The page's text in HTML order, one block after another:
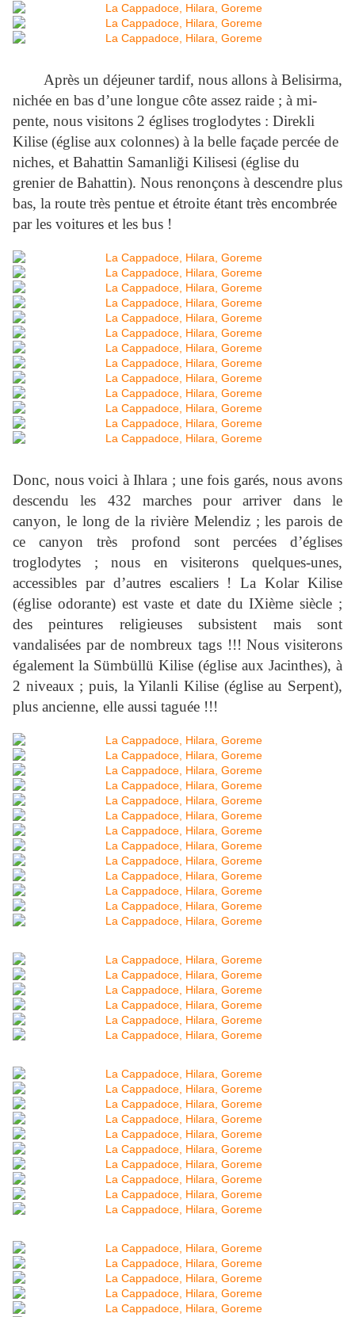
Après un déjeuner tardif, nous allons à Belisirma,
nichée en bas d’une longue côte assez raide ; à mi-
pente, nous visitons 2 églises troglodytes : Direkli
Kilise (église aux colonnes) à la belle façade percée de
niches, et Bahattin Samanliği Kilisesi (église du
grenier de Bahattin). Nous renonçons à descendre plus
bas, la route très pentue et étroite étant très encombrée
par les voitures et les bus !
Donc, nous voici à Ihlara ; une fois garés, nous avons
descendu les 432 marches pour arriver dans le
canyon, le long de la rivière Melendiz ; les parois de
ce canyon très profond sont percées d’églises
troglodytes ; nous en visiterons quelques-unes,
accessibles par d’autres escaliers ! La Kolar Kilise
(église odorante) est vaste et date du IXième siècle ;
des peintures religieuses subsistent mais sont
vandalisées par de nombreux tags !!! Nous visiterons
également la Sümbüllü Kilise (église aux Jacinthes), à
2 niveaux ; puis, la Yilanli Kilise (église au Serpent),
plus ancienne, elle aussi taguée !!!